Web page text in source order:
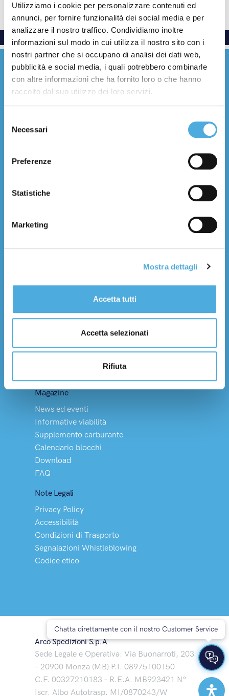
Utilizziamo i cookie per personalizzare contenuti ed
annunci, per fornire funzionalità dei social media e per
analizzare il nostro traffico. Condividiamo inoltre
informazioni sul modo in cui utilizza il nostro sito con i
nostri partner che si occupano di analisi dei dati web,
pubblicità e social media, i quali potrebbero combinarle
con altre informazioni che ha fornito loro o che hanno
raccolto dal suo utilizzo dei loro servizi.
delNecessari
Preferenze
Statistiche
Marketing
Mostra dettagli
Accetta tutti
Accetta selezionati
Rifiuta
Mezzi Pesanti
Mezzi Pesanti
Threads
Filosofia e valori
Filiali
Lavora con noi
Trasporto nazionale
Trasporto internazionale
Tempi di consegna
Magazine
News ed eventi
Informative viabilità
Supplemento carburante
Calendario blocchi
Download
FAQ
Note Legali
Privacy Policy
Accessibilità
Condizioni di Trasporto
Segnalazioni Whistleblowing
Codice etico
Arco Spedizioni S.p.A
Sede Legale e Operativa: Via Buonarroti, 203
– 20900 Monza (MB) P.I. 08975100150
C.F. 00327210183 – R.E.A. MB923421 N°
Iscr. Albo Autotrasp. MI/0870243/W
Chatta direttamente con il nostro Customer Service